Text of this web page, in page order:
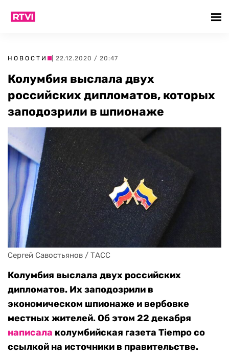
НОВОСТИ | 22.12.2020 / 20:47
Колумбия выслала двух
российских дипломатов, которых
заподозрили в шпионаже
Сергей Савостьянов / ТАСС
Колумбия выслала двух российских
дипломатов. Их заподозрили в
экономическом шпионаже и вербовке
местных жителей. Об этом 22 декабря
написала колумбийская газета Tiempo со
ссылкой на источники в правительстве.